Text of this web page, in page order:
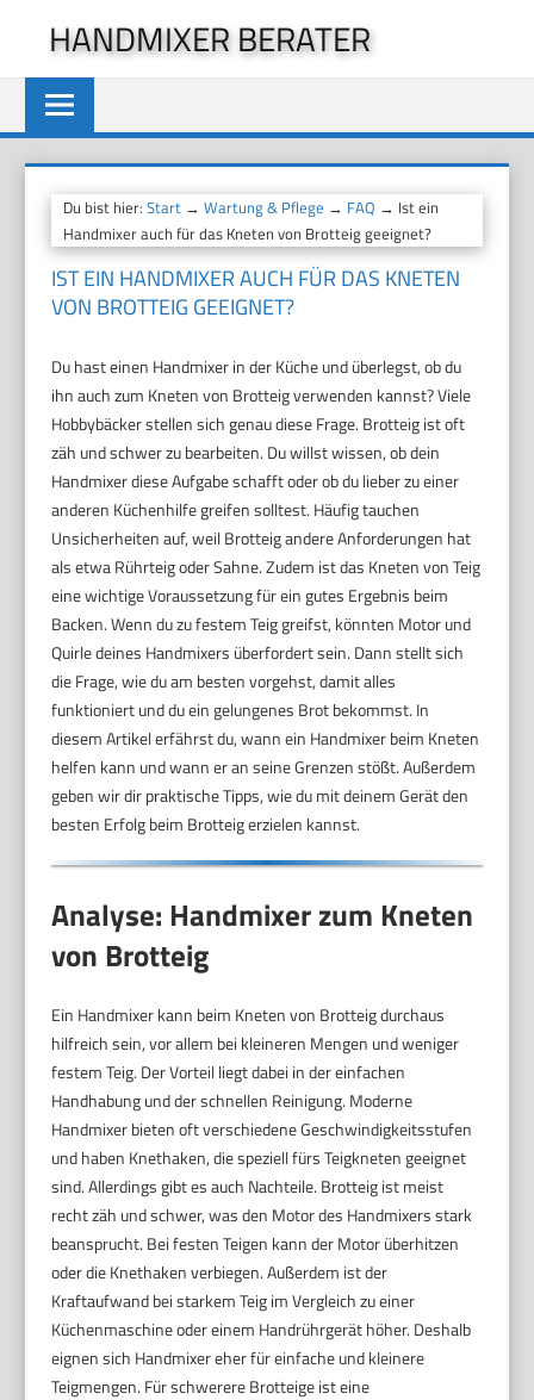
springen
HANDMIXER BERATER
Du bist hier:Start →Wartung & Pflege → FAQ → Ist ein
Handmixer auch für das Kneten von Brotteig geeignet?
IST EIN HANDMIXER AUCH FÜR DAS KNETEN
VON BROTTEIG GEEIGNET?
Du hast einen Handmixer in der Küche und überlegst, ob du
ihn auch zum Kneten von Brotteig verwenden kannst? Viele
Hobbybäcker stellen sich genau diese Frage. Brotteig ist oft
zäh und schwer zu bearbeiten. Du willst wissen, ob dein
Handmixer diese Aufgabe schafft oder ob du lieber zu einer
anderen Küchenhilfe greifen solltest. Häufig tauchen
Unsicherheiten auf, weil Brotteig andere Anforderungen hat
als etwa Rührteig oder Sahne. Zudem ist das Kneten von Teig
eine wichtige Voraussetzung für ein gutes Ergebnis beim
Backen. Wenn du zu festem Teig greifst, könnten Motor und
Quirle deines Handmixers überfordert sein. Dann stellt sich
die Frage, wie du am besten vorgehst, damit alles
funktioniert und du ein gelungenes Brot bekommst. In
diesem Artikel erfährst du, wann ein Handmixer beim Kneten
helfen kann und wann er an seine Grenzen stößt. Außerdem
geben wir dir praktische Tipps, wie du mit deinem Gerät den
besten Erfolg beim Brotteig erzielen kannst.
Analyse: Handmixer zum Kneten
von Brotteig
Ein Handmixer kann beim Kneten von Brotteig durchaus
hilfreich sein, vor allem bei kleineren Mengen und weniger
festem Teig. Der Vorteil liegt dabei in der einfachen
Handhabung und der schnellen Reinigung. Moderne
Handmixer bieten oft verschiedene Geschwindigkeitsstufen
und haben Knethaken, die speziell fürs Teigkneten geeignet
sind. Allerdings gibt es auch Nachteile. Brotteig ist meist
recht zäh und schwer, was den Motor des Handmixers stark
beansprucht. Bei festen Teigen kann der Motor überhitzen
oder die Knethaken verbiegen. Außerdem ist der
Kraftaufwand bei starkem Teig im Vergleich zu einer
Küchenmaschine oder einem Handrührgerät höher. Deshalb
eignen sich Handmixer eher für einfache und kleinere
Teigmengen. Für schwerere Brotteige ist eine